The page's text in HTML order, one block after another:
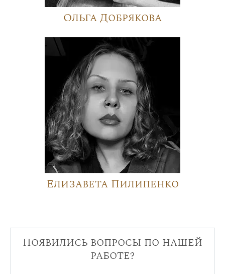
Ольга Добрякова
Елизавета Пилипенко
Появились вопросы по нашей
работе?